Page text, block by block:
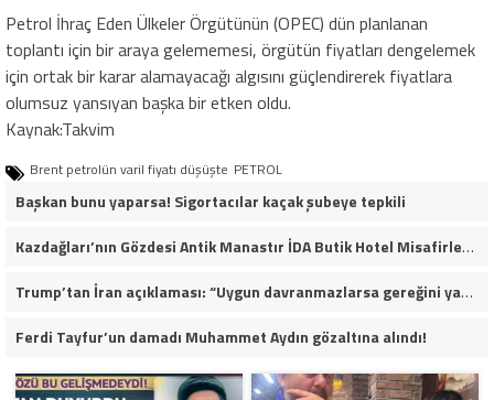
Petrol İhraç Eden Ülkeler Örgütünün (OPEC) dün planlanan
toplantı için bir araya gelememesi, örgütün fiyatları dengelemek
için ortak bir karar alamayacağı algısını güçlendirerek fiyatlara
olumsuz yansıyan başka bir etken oldu.
Kaynak:Takvim
Brent petrolün varil fiyatı düşüşte PETROL
Başkan bunu yaparsa! Sigortacılar kaçak şubeye tepkili
Kazdağları’nın Gözdesi Antik Manastır İDA Butik Hotel Misafirlerinden Tam Not Alıyor
Trump’tan İran açıklaması: “Uygun davranmazlarsa gereğini yaparım”
Ferdi Tayfur’un damadı Muhammet Aydın gözaltına alındı!